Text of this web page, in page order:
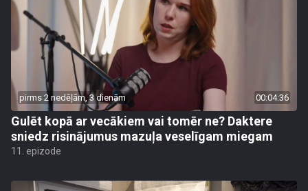
pirms 2 nedēļām, 3 dienām 00:04:36
Gulēt kopā ar vecākiem vai tomēr ne? Daktere
sniedz risinājumus mazuļa veselīgam miegam
11. epizode